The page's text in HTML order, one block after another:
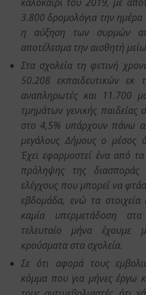
3.800 δρομολόγια την
η αύξηση των συρμών
αποτέλεσμα την αισθητή
Στα σχολεία τη φετινή
50.208 εκπαιδευτικών εκ
αναπληρωτές και 11.700
τμημάτων γενικής
στο 4,5% υπάρχουν πάνω
μεγάλους Δήμους ο μέσος
Έχει εφαρμοστεί ένα από
πρόληψης της
ελέγχους που μπορεί να
εβδομάδα, ενώ τα στοιχεία
καμία υπερμετάδοση
τελευταίο μήνα
κρούσματα στα σχολεία.
Σε ότι αφορά τους
κόμμα που για μήνες έργω